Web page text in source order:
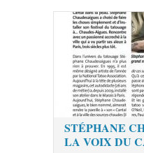
STÉPHANE
LA VOIX DU